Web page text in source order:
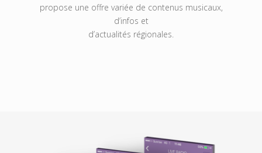
propose une offre variée de contenus musicaux,
d’infos et
d’actualités régionales.